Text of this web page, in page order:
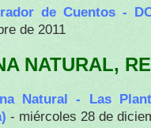
de Cuentos -
de 2011
NATURAL,
Natural - Las
- miércoles 28 de